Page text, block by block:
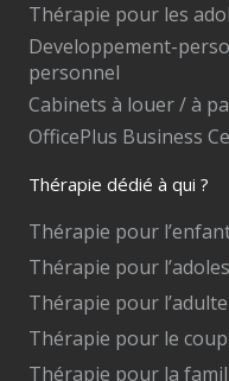
Thérapie pour les
Developpement-
personnel
Cabinets à louer / à
OfficePlus Business
Thérapie dédié à qui ?
Thérapie pour
Thérapie pour
Thérapie pour l’adulte
Thérapie pour le
Thérapie pour la